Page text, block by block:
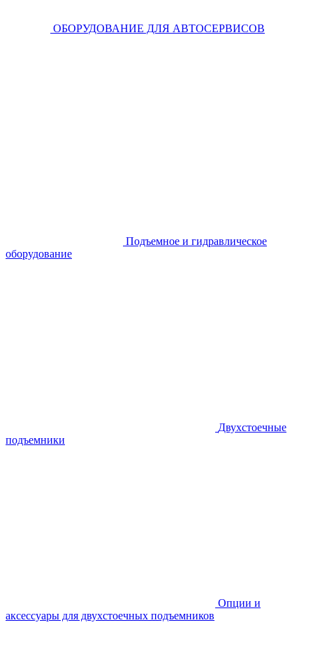
ОБОРУДОВАНИЕ ДЛЯ АВТОСЕРВИСОВ
Подъемное и гидравлическое
оборудование
Двухстоечные
подъемники
Опции и
аксессуары для двухстоечных подъемников